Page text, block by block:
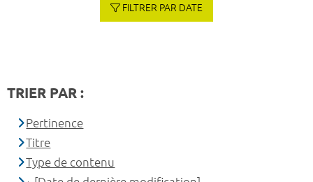
FILTRER PAR DATE
TRIER PAR :
Pertinence
Titre
Type de contenu